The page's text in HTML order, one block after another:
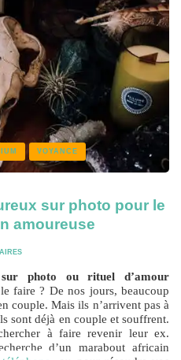
VOYANCE
sur photo pour le
amoureuse
photo ou rituel d’amour
faire ? De nos jours, beaucoup
couple. Mais ils n’arrivent pas à
sont déjà en couple et souffrent.
à faire revenir leur ex.
d’un marabout africain